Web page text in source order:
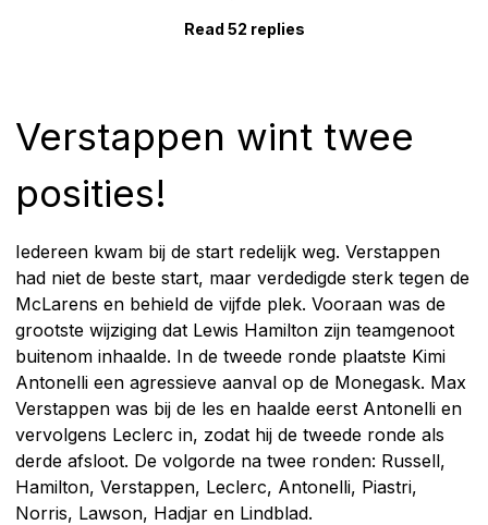
Read 52 replies
Verstappen wint twee
posities!
Iedereen kwam bij de start redelijk weg. Verstappen
had niet de beste start, maar verdedigde sterk tegen de
McLarens en behield de vijfde plek. Vooraan was de
grootste wijziging dat Lewis Hamilton zijn teamgenoot
buitenom inhaalde. In de tweede ronde plaatste Kimi
Antonelli een agressieve aanval op de Monegask. Max
Verstappen was bij de les en haalde eerst Antonelli en
vervolgens Leclerc in, zodat hij de tweede ronde als
derde afsloot. De volgorde na twee ronden: Russell,
Hamilton, Verstappen, Leclerc, Antonelli, Piastri,
Norris, Lawson, Hadjar en Lindblad.